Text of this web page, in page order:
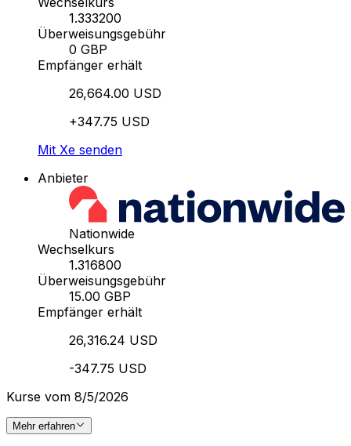
1.333200
Überweisungsgebühr
0 GBP
Empfänger erhält
26,664.00 USD
+347.75 USD
Mit Xe senden
Anbieter
Nationwide
Wechselkurs
1.316800
Überweisungsgebühr
15.00 GBP
Empfänger erhält
26,316.24 USD
-347.75 USD
Kurse vom 8/5/2026
Mehr erfahren